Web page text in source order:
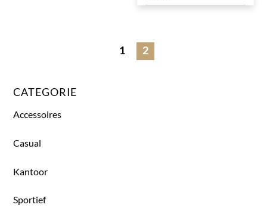
1 2
CATEGORIE
Accessoires
Casual
Kantoor
Sportief